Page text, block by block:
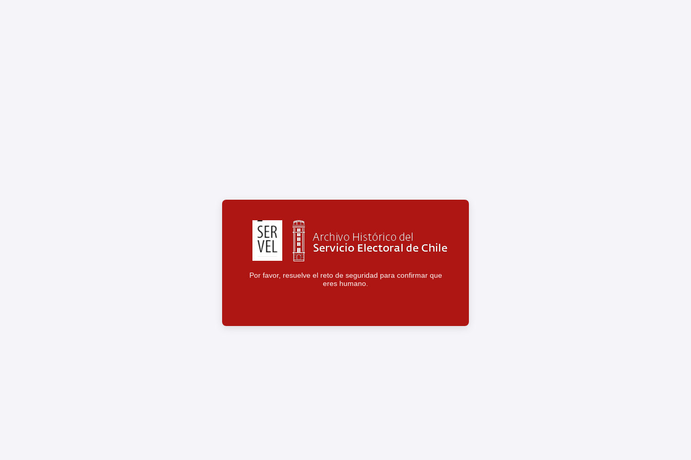
Por favor, resuelve el reto de seguridad para confirmar que
eres humano.